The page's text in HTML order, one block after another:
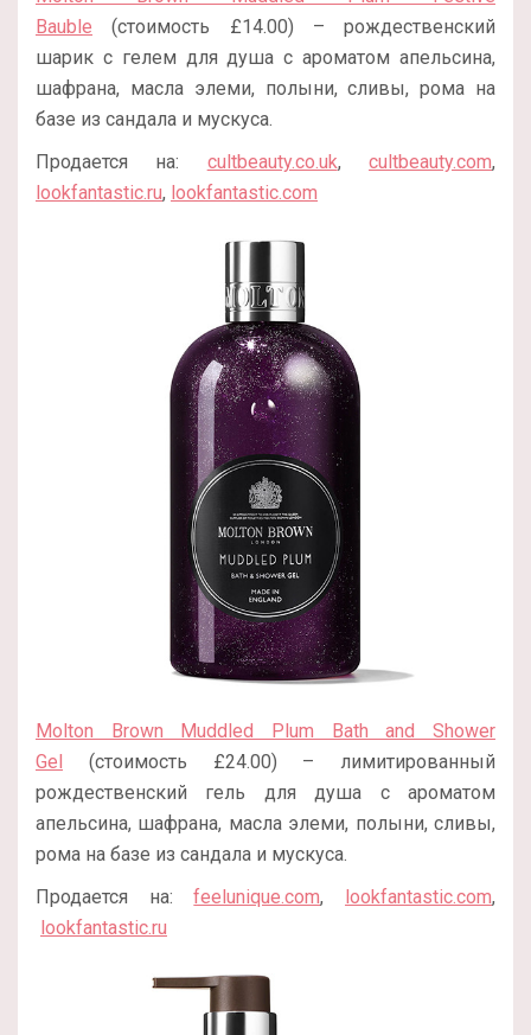
Bauble (стоимость £14.00) – рождественский
шарик с гелем для душа с ароматом апельсина,
шафрана, масла элеми, полыни, сливы, рома на
базе из сандала и мускуса.
Продается на: cultbeauty.co.uk,cultbeauty.com,
lookfantastic.ru, lookfantastic.com
Molton Brown Muddled Plum Bath and Shower
Gel (стоимость £24.00) – лимитированный
рождественский гель для душа с ароматом
апельсина, шафрана, масла элеми, полыни, сливы,
рома на базе из сандала и мускуса.
Продается на:feelunique.com, lookfantastic.com,
lookfantastic.ru